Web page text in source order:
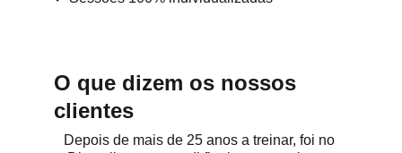
O que dizem os nossos
clientes
Depois de mais de 25 anos a treinar, foi no